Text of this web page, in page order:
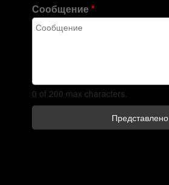
Сообщение*
0 of 200 max characters.
Представлено